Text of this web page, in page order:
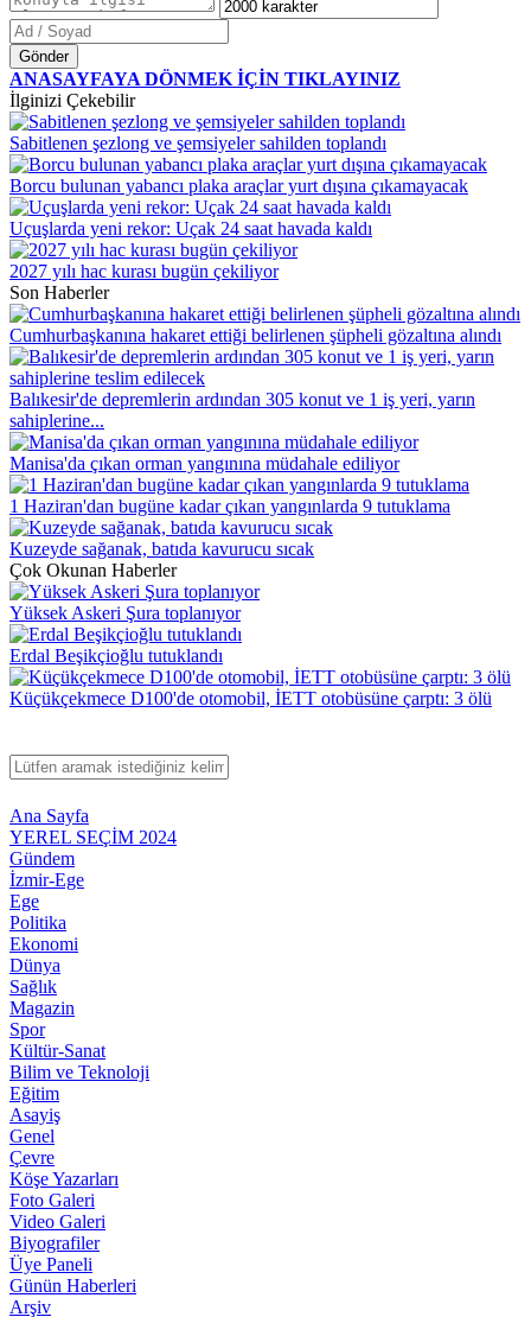
Gönder
ANASAYFAYA DÖNMEK İÇİN TIKLAYINIZ
İlginizi Çekebilir
Sabitlenen şezlong ve şemsiyeler sahilden toplandı
Borcu bulunan yabancı plaka araçlar yurt dışına çıkamayacak
Uçuşlarda yeni rekor: Uçak 24 saat havada kaldı
2027 yılı hac kurası bugün çekiliyor
Son Haberler
Cumhurbaşkanına hakaret ettiği belirlenen şüpheli gözaltına alındı
Balıkesir'de depremlerin ardından 305 konut ve 1 iş yeri, yarın
sahiplerine...
Manisa'da çıkan orman yangınına müdahale ediliyor
1 Haziran'dan bugüne kadar çıkan yangınlarda 9 tutuklama
Kuzeyde sağanak, batıda kavurucu sıcak
Çok Okunan Haberler
Yüksek Askeri Şura toplanıyor
Erdal Beşikçioğlu tutuklandı
Küçükçekmece D100'de otomobil, İETT otobüsüne çarptı: 3 ölü
Ana Sayfa
YEREL SEÇİM 2024
Gündem
İzmir-Ege
Ege
Politika
Ekonomi
Dünya
Sağlık
Magazin
Spor
Kültür-Sanat
Bilim ve Teknoloji
Eğitim
Asayiş
Genel
Çevre
Köşe Yazarları
Foto Galeri
Video Galeri
Biyografiler
Üye Paneli
Günün Haberleri
Arşiv